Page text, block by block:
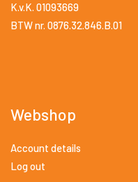
K.v.K. 01093669
BTW nr. 0876.32.846.B.01
Webshop
Account details
Log out